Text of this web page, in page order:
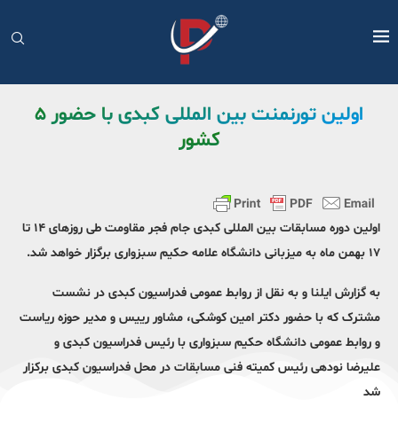
اولین تورنمنت بین المللی کبدی با حضور ۵
کشور
اولین دوره مسابقات بین المللی کبدی جام فجر مقاومت طی روزهای ۱۴ تا
۱۷ بهمن ماه به میزبانی دانشگاه علامه حکیم سبزواری برگزار خواهد شد.
به گزارش ایلنا و به نقل از روابط عمومی فدراسیون کبدی در نشست
مشترک که با حضور دکتر امین کوشکی، مشاور رییس و مدیر حوزه ریاست
و روابط عمومی دانشگاه حکیم سبزواری با رئیس فدراسیون کبدی و
علیرضا نودهی رئیس کمیته فنی مسابقات در محل فدراسیون کبدی برکزار
شد